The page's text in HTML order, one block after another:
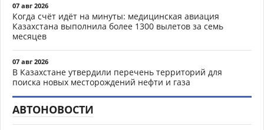
07 авг 2026
Когда счёт идёт на минуты: медицинская авиация
Казахстана выполнила более 1300 вылетов за семь
месяцев
07 авг 2026
В Казахстане утвердили перечень территорий для
поиска новых месторождений нефти и газа
АВТОНОВОСТИ